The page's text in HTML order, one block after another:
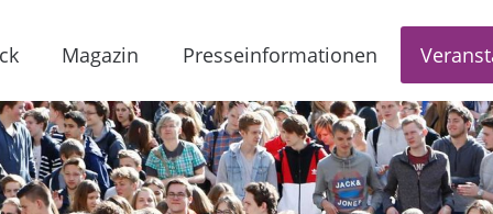
Magazin Presseinformationen